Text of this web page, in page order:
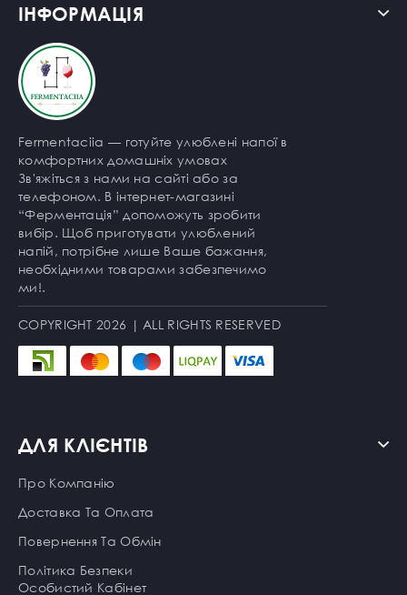
ІНФОРМАЦІЯ
Fermentaciia — готуйте улюблені напої в
комфортних домашніх умовах
Зв'яжіться з нами на сайті або за
телефоном. В інтернет-магазині
“Ферментація” допоможуть зробити
вибір. Щоб приготувати улюблений
напій, потрібне лише Ваше бажання,
необхідними товарами забезпечимо
ми!.
COPYRIGHT 2026 | ALL RIGHTS RESERVED
ДЛЯ КЛІЄНТІВ
Про Компанію
Доставка Та Оплата
Повернення Та Обмін
Політика Безпеки
Особистий Кабінет